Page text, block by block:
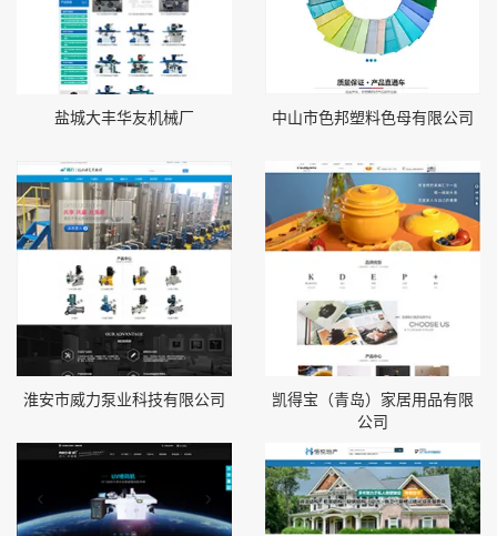
盐城大丰华友机械厂 中山市色邦塑料色母有限公司
淮安市威力泵业科技有限公司
凯得宝（青岛）家居用品有限
公司